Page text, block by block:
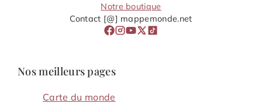
Notre boutique
Contact [@] mappemonde.net
Nos meilleurs pages
Carte du monde